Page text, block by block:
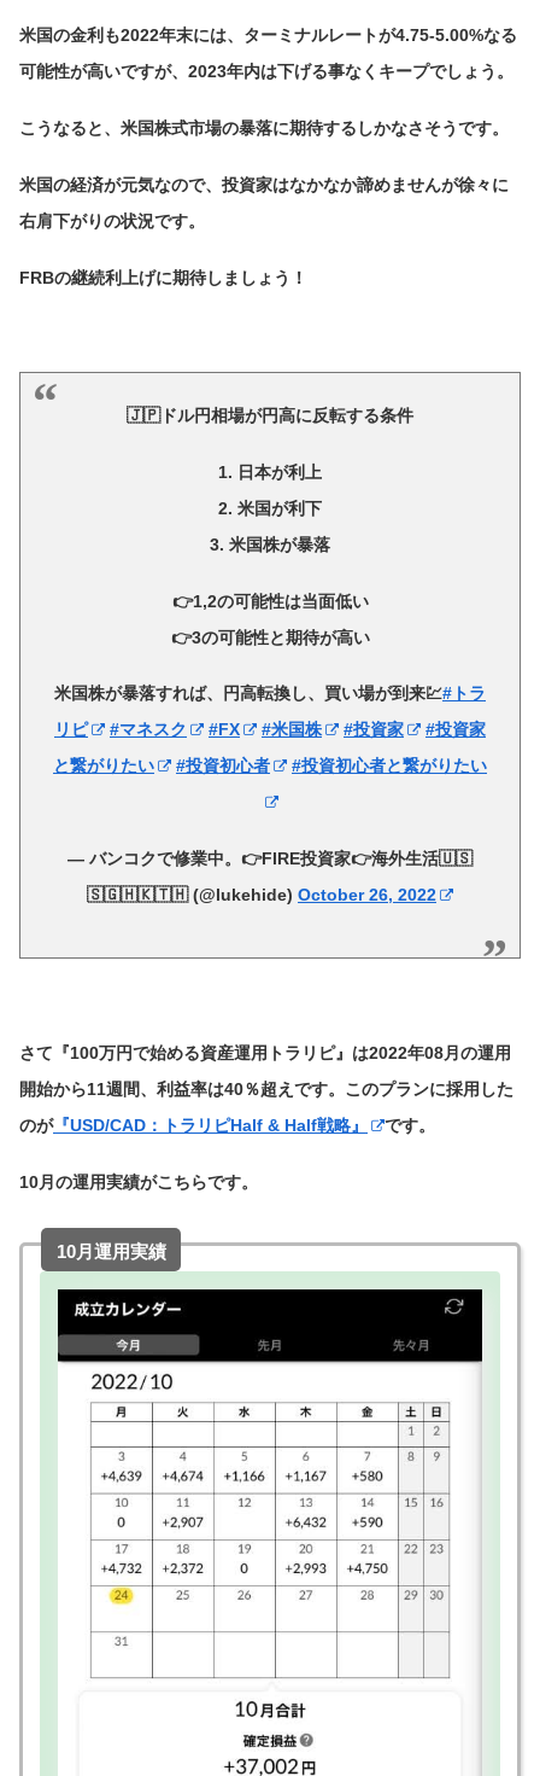
米国の金利も2022年末には、ターミナルレートが4.75-5.00%なる
可能性が高いですが、2023年内は下げる事なくキープでしょう。
こうなると、米国株式市場の暴落に期待するしかなさそうです。
米国の経済が元気なので、投資家はなかなか諦めませんが徐々に
右肩下がりの状況です。
FRBの継続利上げに期待しましょう！
🇯🇵ドル円相場が円高に反転する条件
1. 日本が利上
2. 米国が利下
3. 米国株が暴落
👉1,2の可能性は当面低い
👉3の可能性と期待が高い
米国株が暴落すれば、円高転換し、買い場が到来💹#トラ
リピ
#マネスク #FX #米国株 #投資家
#投資家
と繋がりたい
#投資初心者 #投資初心者と繋がりたい
— バンコクで修業中。👉FIRE投資家👉海外生活🇺🇸
🇸🇬🇭🇰🇹🇭 (@lukehide) October 26, 2022
さて『100万円で始める資産運用トラリピ』は2022年08月の運用
開始から11週間、利益率は40％超えです。このプランに採用した
のが『USD/CAD：トラリピHalf & Half戦略』 です。
10月の運用実績がこちらです。
10月運用実績